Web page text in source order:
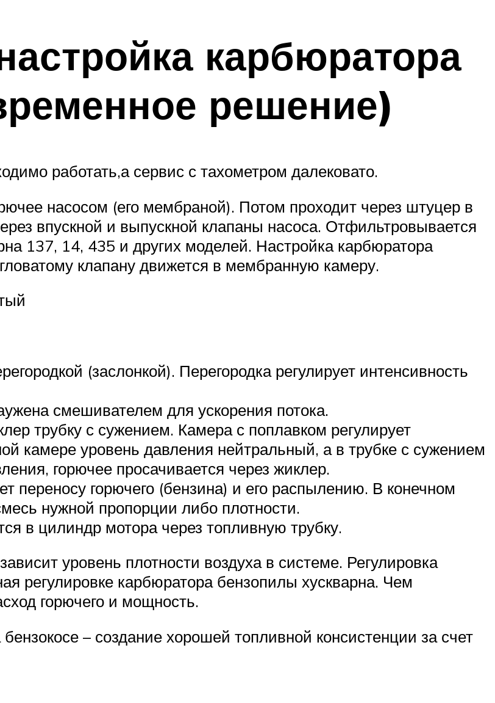
карбюратора
решение)
работать,а сервис с тахометром далековато.
насосом (его мембраной). Потом проходит через штуцер в
впускной и выпускной клапаны насоса. Отфильтровывается
137, 14, 435 и других моделей. Настройка карбюратора
клапану движется в мембранную камеру.
(заслонкой). Перегородка регулирует интенсивность
смешивателем для ускорения потока.
трубку с сужением. Камера с поплавком регулирует
камере уровень давления нейтральный, а в трубке с сужением
горючее просачивается через жиклер.
переносу горючего (бензина) и его распылению. В конечном
нужной пропорции либо плотности.
в цилиндр мотора через топливную трубку.
уровень плотности воздуха в системе. Регулировка
регулировке карбюратора бензопилы хускварна. Чем
горючего и мощность.
– создание хорошей топливной консистенции за счет